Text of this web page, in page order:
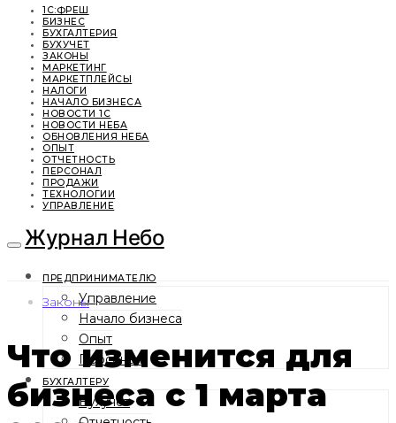
1С:ФРЕШ
БИЗНЕС
БУХГАЛТЕРИЯ
БУХУЧЕТ
ЗАКОНЫ
МАРКЕТИНГ
МАРКЕТПЛЕЙСЫ
НАЛОГИ
НАЧАЛО БИЗНЕСА
НОВОСТИ 1С
НОВОСТИ НЕБА
ОБНОВЛЕНИЯ НЕБА
ОПЫТ
ОТЧЕТНОСТЬ
ПЕРСОНАЛ
ПРОДАЖИ
ТЕХНОЛОГИИ
УПРАВЛЕНИЕ
Журнал Небо
ПРЕДПРИНИМАТЕЛЮ
Управление
Начало бизнеса
Опыт
Персонал
БУХГАЛТЕРУ
Бухучет
Законы
Что изменится для
бизнеса с 1 марта